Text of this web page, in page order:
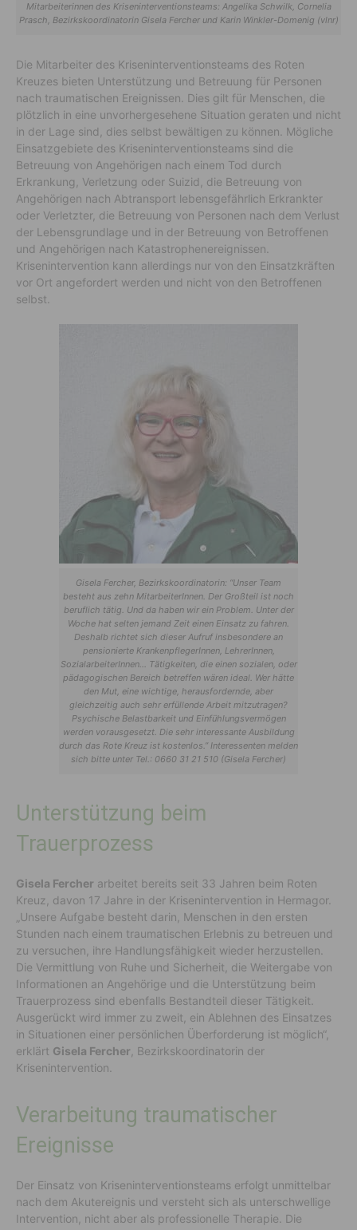
Mitarbeiterinnen des Kriseninterventionsteams: Angelika Schwilk, Cornelia
Prasch, Bezirkskoordinatorin Gisela Fercher und Karin Winkler-Domenig (vlnr)
Die Mitarbeiter des Kriseninterventionsteams des Roten
Kreuzes bieten Unterstützung und Betreuung für Personen
nach traumatischen Ereignissen. Dies gilt für Menschen, die
plötzlich in eine unvorhergesehene Situation geraten und nicht
in der Lage sind, dies selbst bewältigen zu können. Mögliche
Einsatzgebiete des Kriseninterventionsteams sind die
Betreuung von Angehörigen nach einem Tod durch
Erkrankung, Verletzung oder Suizid, die Betreuung von
Angehörigen nach Abtransport lebensgefährlich Erkrankter
oder Verletzter, die Betreuung von Personen nach dem Verlust
der Lebensgrundlage und in der Betreuung von Betroffenen
und Angehörigen nach Katastrophenereignissen.
Krisenintervention kann allerdings nur von den Einsatzkräften
vor Ort angefordert werden und nicht von den Betroffenen
selbst.
Gisela Fercher, Bezirkskoordinatorin: “Unser Team
besteht aus zehn MitarbeiterInnen. Der Großteil ist noch
beruflich tätig. Und da haben wir ein Problem. Unter der
Woche hat selten jemand Zeit einen Einsatz zu fahren.
Deshalb richtet sich dieser Aufruf insbesondere an
pensionierte KrankenpflegerInnen, LehrerInnen,
SozialarbeiterInnen… Tätigkeiten, die einen sozialen, oder
pädagogischen Bereich betreffen wären ideal. Wer hätte
den Mut, eine wichtige, herausfordernde, aber
gleichzeitig auch sehr erfüllende Arbeit mitzutragen?
Psychische Belastbarkeit und Einfühlungsvermögen
werden vorausgesetzt. Die sehr interessante Ausbildung
durch das Rote Kreuz ist kostenlos.” Interessenten melden
sich bitte unter Tel.: 0660 31 21 510 (Gisela Fercher)
Unterstützung beim
Trauerprozess
Gisela Fercher arbeitet bereits seit 33 Jahren beim Roten
Kreuz, davon 17 Jahre in der Krisenintervention in Hermagor.
„Unsere Aufgabe besteht darin, Menschen in den ersten
Stunden nach einem traumatischen Erlebnis zu betreuen und
zu versuchen, ihre Handlungsfähigkeit wieder herzustellen.
Die Vermittlung von Ruhe und Sicherheit, die Weitergabe von
Informationen an Angehörige und die Unterstützung beim
Trauerprozess sind ebenfalls Bestandteil dieser Tätigkeit.
Ausgerückt wird immer zu zweit, ein Ablehnen des Einsatzes
in Situationen einer persönlichen Überforderung ist möglich“,
erklärt Gisela Fercher, Bezirkskoordinatorin der
Krisenintervention.
Verarbeitung traumatischer
Ereignisse
Der Einsatz von Kriseninterventionsteams erfolgt unmittelbar
nach dem Akutereignis und versteht sich als unterschwellige
Intervention, nicht aber als professionelle Therapie. Die